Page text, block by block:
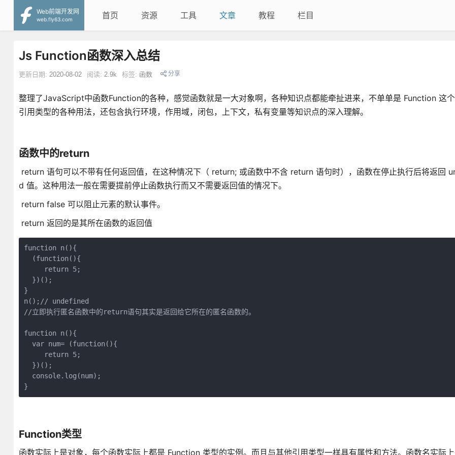
Web前端开发网
web.fly63.com
首页 资源 工具 文章 教程 栏目
Js Function函数深入总结
更新日期: 2020-08-02 阅读: 2.9k 标签: 函数 分享
整理了JavaScript中函数Function的各种，感觉函数就是一大对象啊，各种知识点都能牵扯进来，不单单是 Function 这
引用类型的各种用法，还包含执行环境，作用域，闭包，上下文，私有变量等知识点的深入理解。
函数中的return
return 语句可以不带有任何返回值，在这种情况下（ return; 或函数中不含 return 语句时），函数在停止执行后将返回
d 值。这种用法一般在需要提前停止函数执行而又不需要返回值的情况下。
return false 可以阻止元素的默认事件。
return 返回的是其所在函数的返回值
function n(){
  (function(){
     return 5;
  })();
}
n();// undefined
//立即执行匿名函数中的return语句其实是返回给它所在的匿名函数的。
function n(){
  var num= (function(){
     return 5;
  })();
  console.log(num);
}
Function类型
函数实际上是对象，每个函数实际上都是 Function 类型的实例。而且与其他引用类型一样具有属性和方法。函数名实际